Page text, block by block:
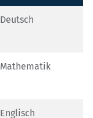
Deutsch
Mathematik
Englisch